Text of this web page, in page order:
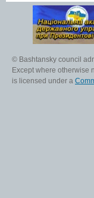
© Bashtansky council
Except where otherwise
is licensed under a